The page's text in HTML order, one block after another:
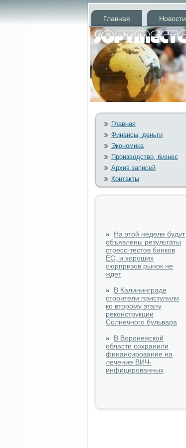
Главная Новости
Главная
Финансы, деньги
Экономика
Производство, бизнес
Архив записей
Контакты
» На этой неделе будут
объявлены результаты
стресс-тестов банков
ЕС, и хороших
сюрпризов рынок не
ждет
» В Калининграде
строители приступили
ко второму этапу
реконструкции
Солнечного бульвара
» В Воронежской
области сохранили
финансирование на
лечение ВИЧ-
инфицированных